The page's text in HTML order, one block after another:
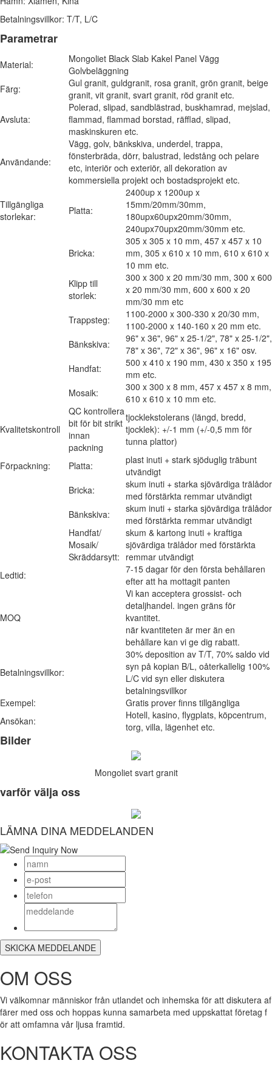
Betalningsvillkor: T/T, L/C
Parametrar
Material:
Mongoliet Black Slab Kakel Panel Vägg
Golvbeläggning
Färg:
Gul granit, guldgranit, rosa granit, grön granit, beige
granit, vit granit, svart granit, röd granit etc.
Avsluta:
Polerad, slipad, sandblästrad, buskhamrad, mejslad,
flammad, flammad borstad, räfflad, slipad,
maskinskuren etc.
Användande:
Vägg, golv, bänkskiva, underdel, trappa,
fönsterbräda, dörr, balustrad, ledstång och pelare
etc, interiör och exteriör, all dekoration av
kommersiella projekt och bostadsprojekt etc.
Tillgängliga
storlekar:
Platta:
2400up x 1200up x
15mm/20mm/30mm,
180upx60upx20mm/30mm,
240upx70upx20mm/30mm etc.
Bricka:
305 x 305 x 10 mm, 457 x 457 x 10
mm, 305 x 610 x 10 mm, 610 x 610 x
10 mm etc.
Klipp till
storlek:
300 x 300 x 20 mm/30 mm, 300 x 600
x 20 mm/30 mm, 600 x 600 x 20
mm/30 mm etc
Trappsteg:
1100-2000 x 300-330 x 20/30 mm,
1100-2000 x 140-160 x 20 mm etc.
Bänkskiva:
96" x 36", 96" x 25-1/2", 78" x 25-1/2",
78" x 36", 72" x 36", 96" x 16" osv.
Handfat:
500 x 410 x 190 mm, 430 x 350 x 195
mm etc.
Mosaik:
300 x 300 x 8 mm, 457 x 457 x 8 mm,
610 x 610 x 10 mm etc.
Kvalitetskontroll
QC kontrollera
bit för bit strikt
innan
packning
tjocklekstolerans (längd, bredd,
tjocklek): +/-1 mm (+/-0,5 mm för
tunna plattor)
Förpackning:
Platta:
plast inuti + stark sjöduglig träbunt
utvändigt
Bricka:
skum inuti + starka sjövärdiga trälådor
med förstärkta remmar utvändigt
Bänkskiva:
skum inuti + starka sjövärdiga trälådor
med förstärkta remmar utvändigt
Handfat/
Mosaik/
Skräddarsytt:
skum & kartong inuti + kraftiga
sjövärdiga trälådor med förstärkta
remmar utvändigt
Ledtid:
7-15 dagar för den första behållaren
efter att ha mottagit panten
MOQ
Vi kan acceptera grossist- och
detaljhandel. ingen gräns för
kvantitet.
när kvantiteten är mer än en
behållare kan vi ge dig rabatt.
Betalningsvillkor:
30% deposition av T/T, 70% saldo vid
syn på kopian B/L, oåterkallelig 100%
L/C vid syn eller diskutera
betalningsvillkor
Exempel:
Gratis prover finns tillgängliga
Ansökan:
Hotell, kasino, flygplats, köpcentrum,
torg, villa, lägenhet etc.
Bilder
Mongoliet svart granit
varför välja oss
LÄMNA DINA MEDDELANDEN
OM OSS
Vi välkomnar människor från utlandet och inhemska för att diskutera af
färer med oss och hoppas kunna samarbeta med uppskattat företag f
ör att omfamna vår ljusa framtid.
KONTAKTA OSS